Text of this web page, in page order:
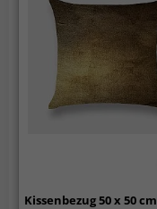
Kissenbezug 50 x 50 cm